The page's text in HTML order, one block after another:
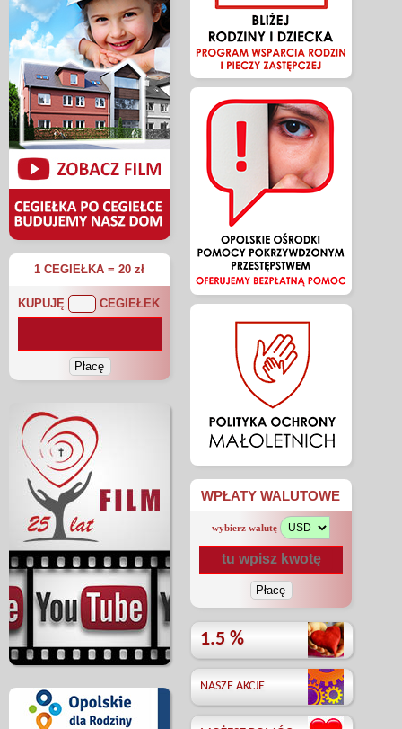
1 CEGIEŁKA = 20 zł
KUPUJĘ CEGIEŁEK
WPŁATY WALUTOWE
wybierz walutę
1.5 %
NASZE AKCJE